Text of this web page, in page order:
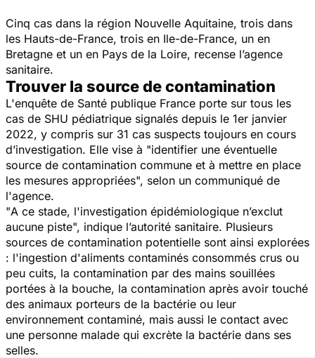
Cinq cas dans la région Nouvelle Aquitaine, trois dans
les Hauts-de-France, trois en Ile-de-France, un en
Bretagne et un en Pays de la Loire, recense l’agence
sanitaire.
Trouver la source de contamination
L'enquête de Santé publique France porte sur tous les
cas de SHU pédiatrique signalés depuis le 1er janvier
2022, y compris sur 31 cas suspects toujours en cours
d’investigation. Elle vise à "identifier une éventuelle
source de contamination commune et à mettre en place
les mesures appropriées", selon un communiqué de
l'agence.
"A ce stade, l'investigation épidémiologique n’exclut
aucune piste", indique l’autorité sanitaire. Plusieurs
sources de contamination potentielle sont ainsi explorées
: l'ingestion d'aliments contaminés consommés crus ou
peu cuits, la contamination par des mains souillées
portées à la bouche, la contamination après avoir touché
des animaux porteurs de la bactérie ou leur
environnement contaminé, mais aussi le contact avec
une personne malade qui excrète la bactérie dans ses
selles.